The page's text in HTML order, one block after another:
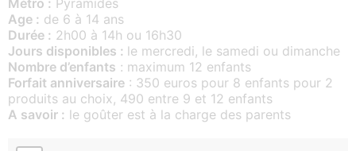
Métro : Pyramides
Age : de 6 à 14 ans
Durée : 2h00 à 14h ou 16h30
Jours disponibles : le mercredi, le samedi ou dimanche
Nombre d’enfants : maximum 12 enfants
Forfait anniversaire : 350 euros pour 8 enfants pour 2
produits au choix, 490 entre 9 et 12 enfants
A savoir : le goûter est à la charge des parents